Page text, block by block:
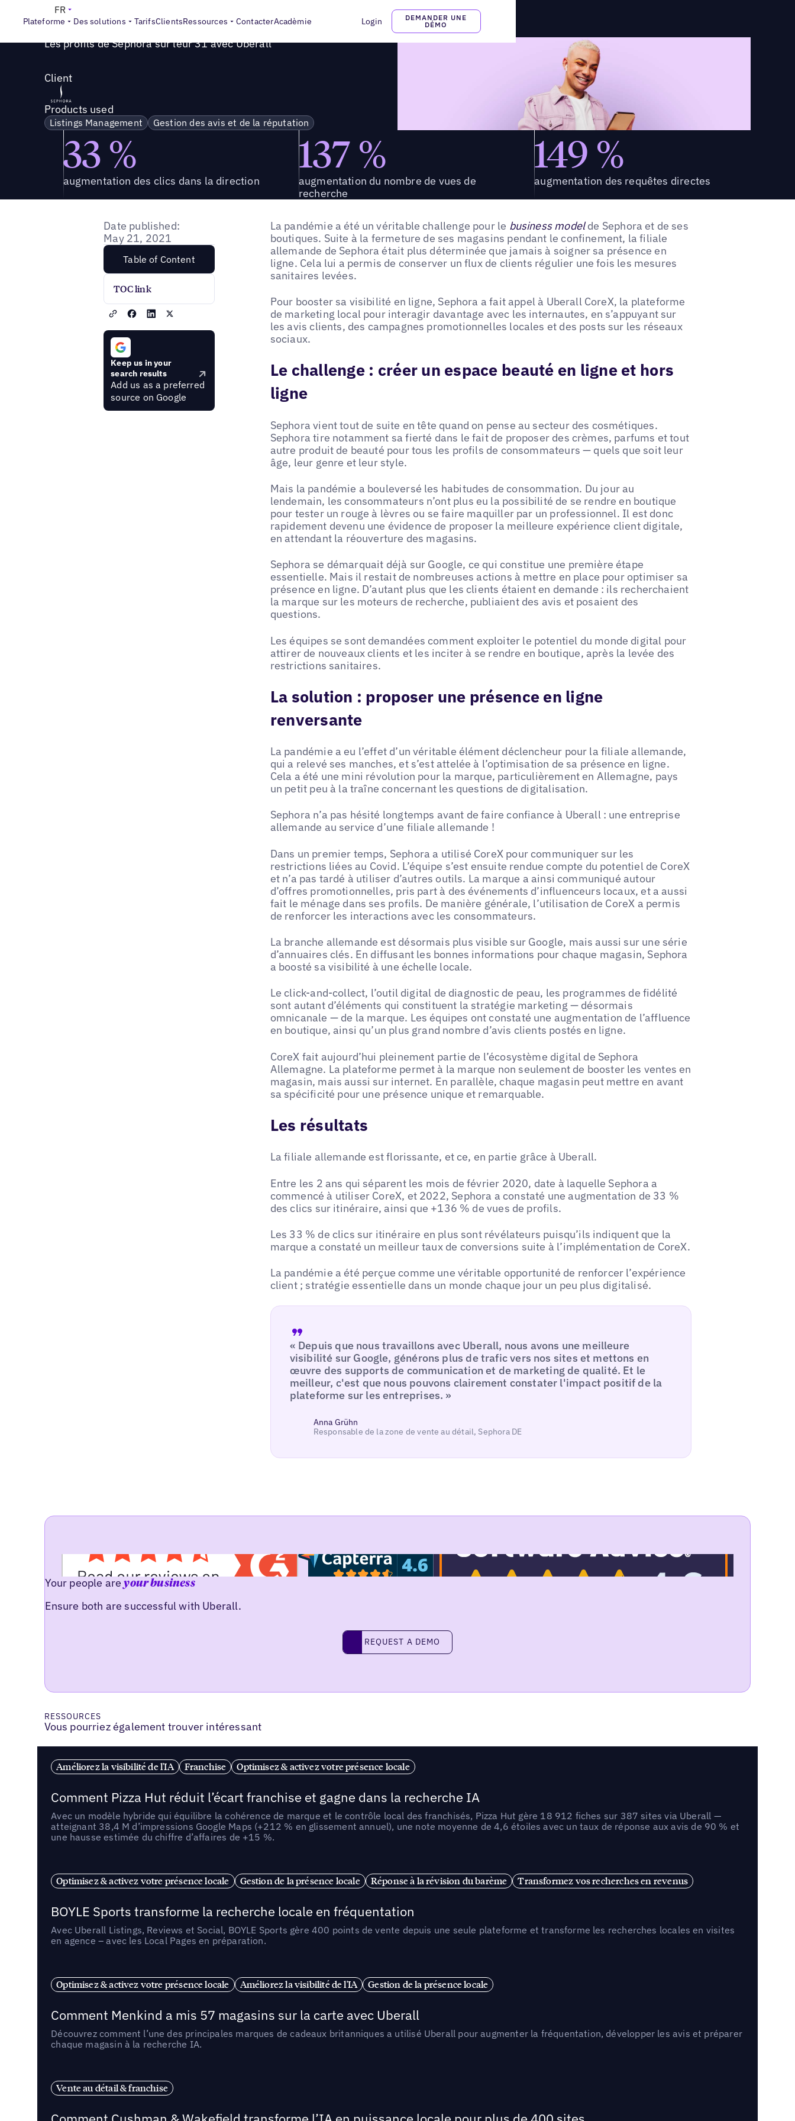
Plateforme Des solutions TarifsClientsRessources ContacterAcadèmie Login
DEMANDER UNE
DÉMO
FR
Success Story
Les profils de Sephora sur leur 31 avec Uberall
Client
Products used
Listings Management Gestion des avis et de la réputation
33 %
augmentation des clics dans la direction
137 %
augmentation du nombre de vues de
recherche
149 %
augmentation des requêtes directes
Date published:
May 21, 2021
Table of Content
TOC link
Keep us in your
search results
Add us as a preferred
source on Google
La pandémie a été un véritable challenge pour le business modelde Sephora et de ses
boutiques. Suite à la fermeture de ses magasins pendant le confinement, la filiale
allemande de Sephora était plus déterminée que jamais à soigner sa présence en
ligne. Cela lui a permis de conserver un flux de clients régulier une fois les mesures
sanitaires levées.
Pour booster sa visibilité en ligne, Sephora a fait appel à Uberall CoreX, la plateforme
de marketing local pour interagir davantage avec les internautes, en s’appuyant sur
les avis clients, des campagnes promotionnelles locales et des posts sur les réseaux
sociaux.
Le challenge : créer un espace beauté en ligne et hors
ligne
Sephora vient tout de suite en tête quand on pense au secteur des cosmétiques.
Sephora tire notamment sa fierté dans le fait de proposer des crèmes, parfums et tout
autre produit de beauté pour tous les profils de consommateurs — quels que soit leur
âge, leur genre et leur style.
Mais la pandémie a bouleversé les habitudes de consommation. Du jour au
lendemain, les consommateurs n’ont plus eu la possibilité de se rendre en boutique
pour tester un rouge à lèvres ou se faire maquiller par un professionnel. Il est donc
rapidement devenu une évidence de proposer la meilleure expérience client digitale,
en attendant la réouverture des magasins.
Sephora se démarquait déjà sur Google, ce qui constitue une première étape
essentielle. Mais il restait de nombreuses actions à mettre en place pour optimiser sa
présence en ligne. D’autant plus que les clients étaient en demande : ils recherchaient
la marque sur les moteurs de recherche, publiaient des avis et posaient des
questions.
Les équipes se sont demandées comment exploiter le potentiel du monde digital pour
attirer de nouveaux clients et les inciter à se rendre en boutique, après la levée des
restrictions sanitaires.
La solution : proposer une présence en ligne
renversante
La pandémie a eu l’effet d’un véritable élément déclencheur pour la filiale allemande,
qui a relevé ses manches, et s’est attelée à l’optimisation de sa présence en ligne.
Cela a été une mini révolution pour la marque, particulièrement en Allemagne, pays
un petit peu à la traîne concernant les questions de digitalisation.
Sephora n’a pas hésité longtemps avant de faire confiance à Uberall : une entreprise
allemande au service d’une filiale allemande !
Dans un premier temps, Sephora a utilisé CoreX pour communiquer sur les
restrictions liées au Covid. L’équipe s’est ensuite rendue compte du potentiel de CoreX
et n’a pas tardé à utiliser d’autres outils. La marque a ainsi communiqué autour
d’offres promotionnelles, pris part à des événements d’influenceurs locaux, et a aussi
fait le ménage dans ses profils. De manière générale, l’utilisation de CoreX a permis
de renforcer les interactions avec les consommateurs.
La branche allemande est désormais plus visible sur Google, mais aussi sur une série
d’annuaires clés. En diffusant les bonnes informations pour chaque magasin, Sephora
a boosté sa visibilité à une échelle locale.
Le click-and-collect, l’outil digital de diagnostic de peau, les programmes de fidélité
sont autant d’éléments qui constituent la stratégie marketing — désormais
omnicanale — de la marque. Les équipes ont constaté une augmentation de l’affluence
en boutique, ainsi qu’un plus grand nombre d’avis clients postés en ligne.
CoreX fait aujourd’hui pleinement partie de l’écosystème digital de Sephora
Allemagne. La plateforme permet à la marque non seulement de booster les ventes en
magasin, mais aussi sur internet. En parallèle, chaque magasin peut mettre en avant
sa spécificité pour une présence unique et remarquable.
Les résultats
La filiale allemande est florissante, et ce, en partie grâce à Uberall.
Entre les 2 ans qui séparent les mois de février 2020, date à laquelle Sephora a
commencé à utiliser CoreX, et 2022, Sephora a constaté une augmentation de 33 %
des clics sur itinéraire, ainsi que +136 % de vues de profils.
Les 33 % de clics sur itinéraire en plus sont révélateurs puisqu’ils indiquent que la
marque a constaté un meilleur taux de conversions suite à l’implémentation de CoreX.
La pandémie a été perçue comme une véritable opportunité de renforcer l’expérience
client ; stratégie essentielle dans un monde chaque jour un peu plus digitalisé.
« Depuis que nous travaillons avec Uberall, nous avons une meilleure
visibilité sur Google, générons plus de trafic vers nos sites et mettons en
œuvre des supports de communication et de marketing de qualité. Et le
meilleur, c'est que nous pouvons clairement constater l'impact positif de la
plateforme sur les entreprises. »
Anna Grühn
Responsable de la zone de vente au détail, Sephora DE
Your people areyour business
Ensure both are successful with Uberall.
request a demo
REQUEST A DEMO
RESSOURCES
Vous pourriez également trouver intéressant
Améliorez la visibilité de l'IA Franchise Optimisez & activez votre présence locale
Comment Pizza Hut réduit l’écart franchise et gagne dans la recherche IA
Avec un modèle hybride qui équilibre la cohérence de marque et le contrôle local des franchisés, Pizza Hut gère 18 912 fiches sur 387 sites via Uberall —
atteignant 38,4 M d’impressions Google Maps (+212 % en glissement annuel), une note moyenne de 4,6 étoiles avec un taux de réponse aux avis de 90 % et
une hausse estimée du chiffre d’affaires de +15 %.
Optimisez & activez votre présence locale Gestion de la présence locale Réponse à la révision du barème Transformez vos recherches en revenus
BOYLE Sports transforme la recherche locale en fréquentation
Avec Uberall Listings, Reviews et Social, BOYLE Sports gère 400 points de vente depuis une seule plateforme et transforme les recherches locales en visites
en agence – avec les Local Pages en préparation.
Optimisez & activez votre présence locale Améliorez la visibilité de l'IA Gestion de la présence locale
Comment Menkind a mis 57 magasins sur la carte avec Uberall
Découvrez comment l’une des principales marques de cadeaux britanniques a utilisé Uberall pour augmenter la fréquentation, développer les avis et préparer
chaque magasin à la recherche IA.
Vente au détail & franchise